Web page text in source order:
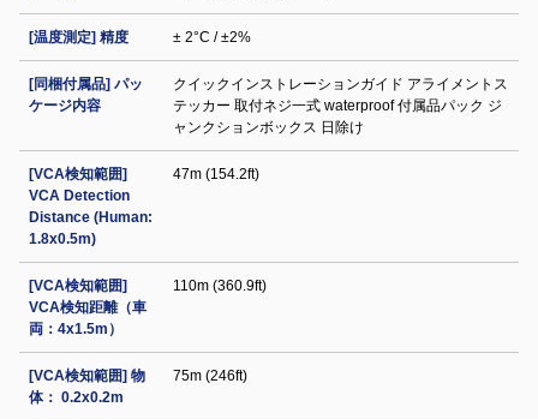
[温度測定] 精度 ± 2°C / ±2%
[同梱付属品] パッ
ケージ内容
クイックインストレーションガイド アライメントス
テッカー 取付ネジ一式 waterproof 付属品パック ジ
ャンクションボックス 日除け
[VCA検知範囲]
VCA Detection
Distance (Human:
1.8x0.5m)
47m (154.2ft)
[VCA検知範囲]
VCA検知距離（車
両：4x1.5m）
110m (360.9ft)
[VCA検知範囲] 物
体： 0.2x0.2m
75m (246ft)